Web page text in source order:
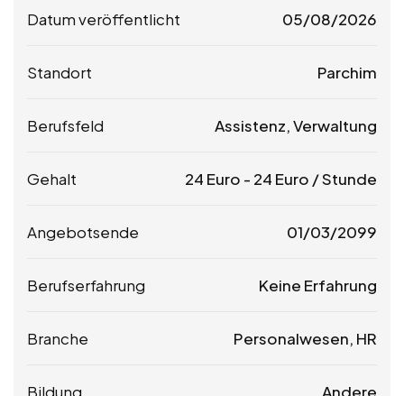
Datum veröffentlicht 05/08/2026
Standort Parchim
Berufsfeld Assistenz, Verwaltung
Gehalt 24 Euro - 24 Euro / Stunde
Angebotsende 01/03/2099
Berufserfahrung Keine Erfahrung
Branche Personalwesen, HR
Bildung Andere